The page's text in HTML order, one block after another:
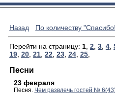
Назад По количеству
Перейти на страницу: 1 2 3 4
19 20 21 22 23 24 25
Песни
23 февраля
Песня. Чем развлечь гостей №